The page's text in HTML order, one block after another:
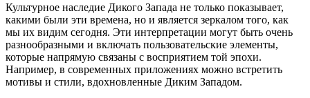
Культурное наследие Дикого Запада не только показывает,
какими были эти времена, но и является зеркалом того, как
мы их видим сегодня. Эти интерпретации могут быть очень
разнообразными и включать пользовательские элементы,
которые напрямую связаны с восприятием той эпохи.
Например, в современных приложениях можно встретить
мотивы и стили, вдохновленные Диким Западом.